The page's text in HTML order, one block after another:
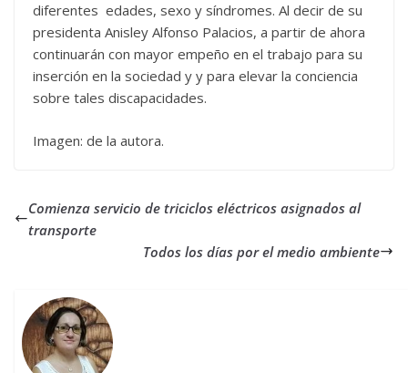
diferentes edades, sexo y síndromes. Al decir de su
presidenta Anisley Alfonso Palacios, a partir de ahora
continuarán con mayor empeño en el trabajo para su
inserción en la sociedad y y para elevar la conciencia
sobre tales discapacidades.
Imagen: de la autora.
Comienza servicio de triciclos eléctricos asignados al
transporte
Todos los días por el medio ambiente